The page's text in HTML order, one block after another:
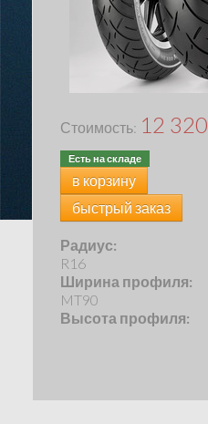
Стоимость: 12 320
Есть на складе
в корзину
быстрый заказ
Радиус:
R16
Ширина профиля:
MT90
Высота профиля: